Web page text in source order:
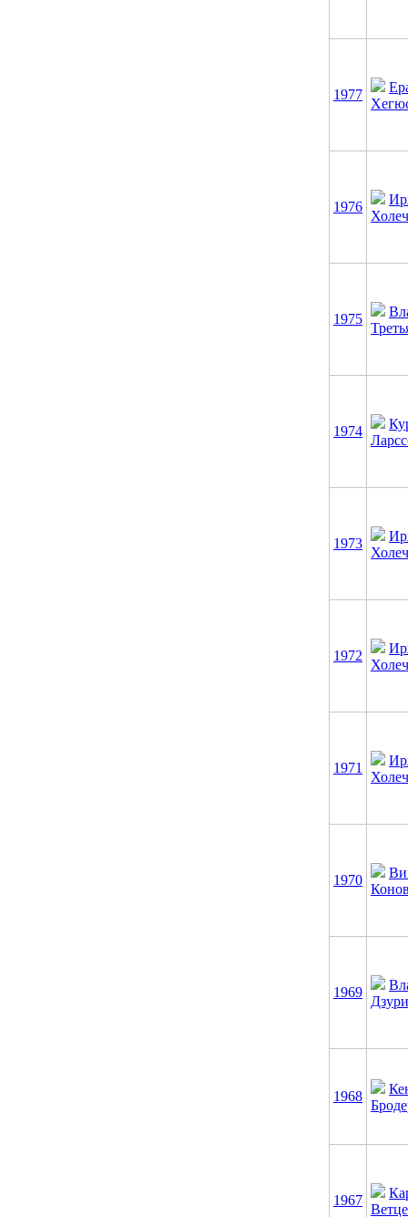
1977
1976
1975
1974
1973
1972
1971
1970
1969
1968
1967